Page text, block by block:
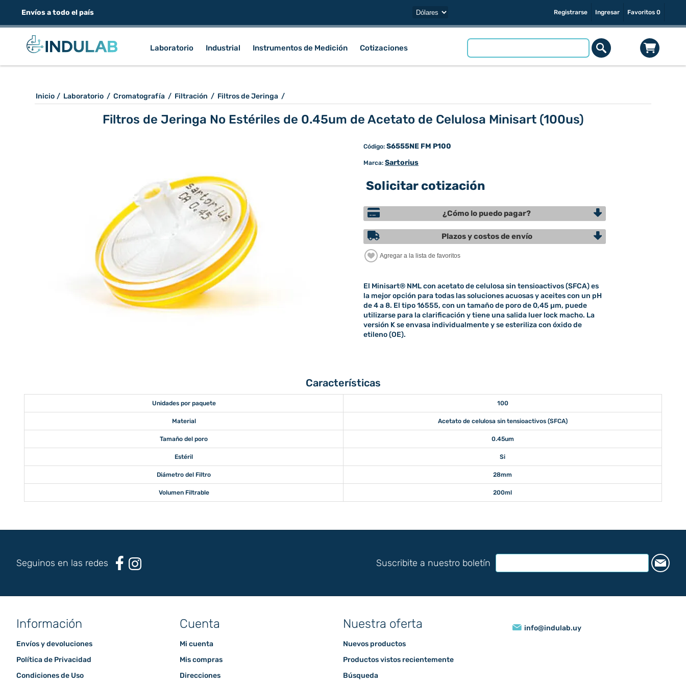
Envíos a todo el país Registrarse Ingresar Favoritos 0
Laboratorio Industrial Instrumentos de Medición Cotizaciones
Inicio / Laboratorio / Cromatografía / Filtración / Filtros de Jeringa /
Filtros de Jeringa No Estériles de 0.45um de Acetato de Celulosa Minisart (100us)
Código: S6555NE FM P100
Marca: Sartorius
Solicitar cotización
¿Cómo lo puedo pagar?
Plazos y costos de envío
El Minisart® NML con acetato de celulosa sin tensioactivos (SFCA) es
la mejor opción para todas las soluciones acuosas y aceites con un pH
de 4 a 8. El tipo 16555, con un tamaño de poro de 0,45 µm, puede
utilizarse para la clarificación y tiene una salida luer lock macho. La
versión K se envasa individualmente y se esteriliza con óxido de
etileno (OE).
Características
Unidades por paquete 100
Material Acetato de celulosa sin tensioactivos (SFCA)
Tamaño del poro 0.45um
Estéril Si
Diámetro del Filtro 28mm
Volumen Filtrable 200ml
Seguinos en las redes Suscribite a nuestro boletín
Información
Envíos y devoluciones
Política de Privacidad
Condiciones de Uso
Cuenta
Mi cuenta
Mis compras
Direcciones
Nuestra oferta
Nuevos productos
Productos vistos recientemente
Búsqueda
info@indulab.uy